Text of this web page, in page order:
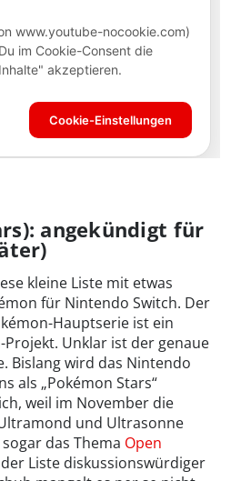
angekündigt für
kleine Liste mit etwas
für Nintendo Switch. Der
Hauptserie ist ein
Projekt. Unklar ist der genaue
Bislang wird das Nintendo
als „Pokémon Stars“
weil im November die
und Ultrasonne
das Thema Open
Liste diskussionswürdiger